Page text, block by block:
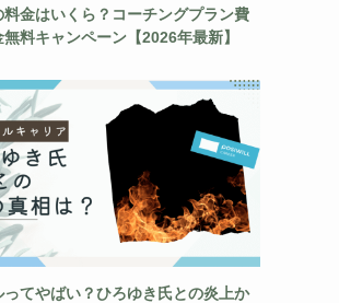
料金はいくら？コーチングプラン費
料キャンペーン【2026年最新】
ってやばい？ひろゆき氏との炎上か